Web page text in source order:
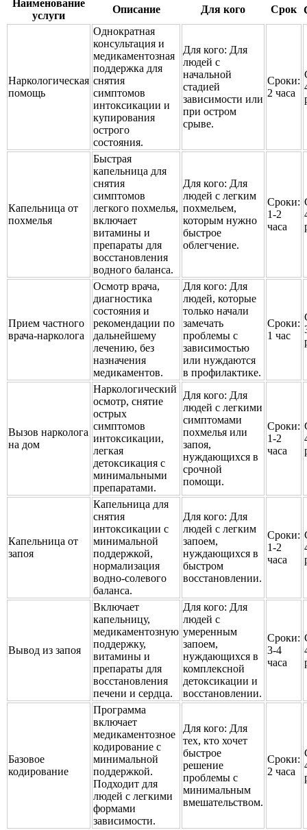
Наименование
услуги
Описание Для кого Срок
Наркологическая
помощь
Однократная
консультация и
медикаментозная
поддержка для
снятия
симптомов
интоксикации и
купирования
острого
состояния.
Для кого: Для
людей с
начальной
стадией
зависимости или
при остром
срыве.
Сроки:
2 часа
Капельница от
похмелья
Быстрая
капельница для
снятия
симптомов
легкого похмелья,
включает
витамины и
препараты для
восстановления
водного баланса.
Для кого: Для
людей с легким
похмельем,
которым нужно
быстрое
облегчение.
Сроки:
1-2
часа
Прием частного
врача-нарколога
Осмотр врача,
диагностика
состояния и
рекомендации по
дальнейшему
лечению, без
назначения
медикаментов.
Для кого: Для
людей, которые
только начали
замечать
проблемы с
зависимостью
или нуждаются
в профилактике.
Сроки:
1 час
Вызов нарколога
на дом
Наркологический
осмотр, снятие
острых
симптомов
интоксикации,
легкая
детоксикация с
минимальными
препаратами.
Для кого: Для
людей с легкими
симптомами
похмелья или
запоя,
нуждающихся в
срочной
помощи.
Сроки:
1-2
часа
Капельница от
запоя
Капельница для
снятия
интоксикации с
минимальной
поддержкой,
нормализация
водно-солевого
баланса.
Для кого: Для
людей с легким
запоем,
нуждающихся в
быстром
восстановлении.
Сроки:
1-2
часа
Вывод из запоя
Включает
капельницу,
медикаментозную
поддержку,
витамины и
препараты для
восстановления
печени и сердца.
Для кого: Для
людей с
умеренным
запоем,
нуждающихся в
комплексной
детоксикации и
восстановлении.
Сроки:
3-4
часа
Базовое
кодирование
Программа
включает
медикаментозное
кодирование с
минимальной
поддержкой.
Подходит для
людей с легкими
формами
зависимости.
Для кого: Для
тех, кто хочет
быстрое
решение
проблемы с
минимальным
вмешательством.
Сроки:
2 часа